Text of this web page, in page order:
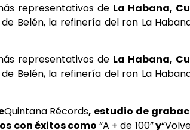
representativos de La Habana,
Belén, la refinería del ron La
representativos de La Habana,
Belén, la refinería del ron La
Quintana Récords, estudio de
con éxitos como “A + de 100”y